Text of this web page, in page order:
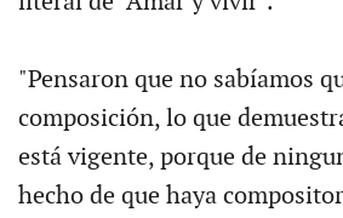
"Pensaron que no sabíamos
composición, lo que
está vigente, porque de
hecho de que haya